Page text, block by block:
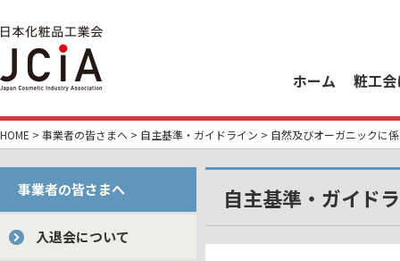
ホーム 粧工
HOME > 事業者の皆さまへ > 自主基準・ガイドライン > 自然及びオーガニックに
事業者の皆さまへ
入退会について
自主基準・ガイド